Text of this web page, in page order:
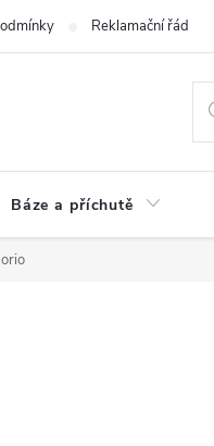
Reklamační řád
Báze a příchutě